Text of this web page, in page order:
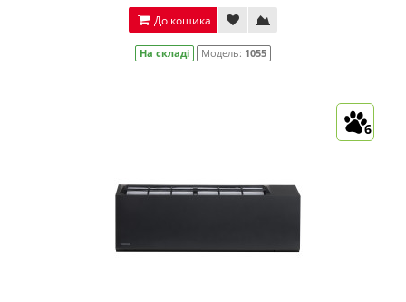
До кошика
На складі Модель: 1055
6